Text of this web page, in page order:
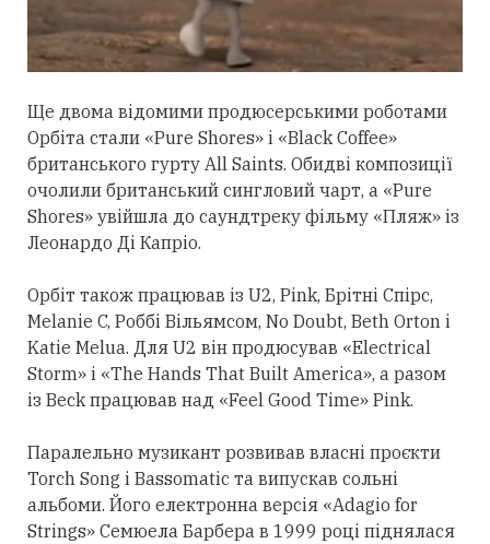
Ще двома відомими продюсерськими роботами
Орбіта стали «Pure Shores» і «Black Coffee»
британського гурту All Saints. Обидві композиції
очолили британський сингловий чарт, а «Pure
Shores» увійшла до саундтреку фільму «Пляж» із
Леонардо Ді Капріо.
Орбіт також працював із U2, Pink, Брітні Спірс,
Melanie C, Роббі Вільямсом, No Doubt, Beth Orton і
Katie Melua. Для U2 він продюсував «Electrical
Storm» і «The Hands That Built America», а разом
із Beck працював над «Feel Good Time» Pink.
Паралельно музикант розвивав власні проєкти
Torch Song і Bassomatic та випускав сольні
альбоми. Його електронна версія «Adagio for
Strings» Семюела Барбера в 1999 році піднялася